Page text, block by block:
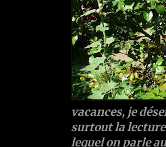
vacances, je
surtout la
lequel on parle